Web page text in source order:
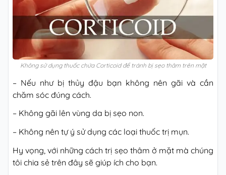
Không sử dụng thuốc chứa Corticoid để tránh bị sẹo thâm trên mặt
– Nếu như bị thủy đậu bạn không nên gãi và cần
chăm sóc đúng cách.
– Không gãi lên vùng da bị sẹo non.
– Không nên tự ý sử dụng các loại thuốc trị mụn.
Hy vọng, với những cách trị sẹo thâm ở mặt mà chúng
tôi chia sẻ trên đây sẽ giúp ích cho bạn.